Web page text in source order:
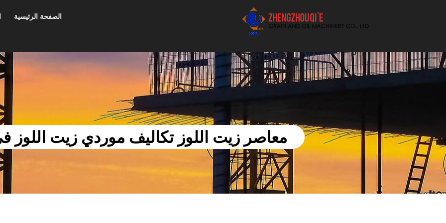
أفضل بيع آلة الزيوت النباتية الموردون
الصفحة الرئيسية
معاصر زيت اللوز تكاليف موردي زيت اللوز